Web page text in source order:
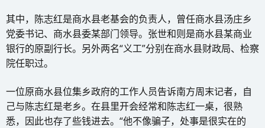
其中，陈志红是商水县老基会的负责人，曾任商水县汤庄乡
党委书记、商水县委某部门领导。张世和则是商水县某商业
银行的原副行长。另外两名“义工”分别在商水县财政局、检察
院任职过。
一位原商水县位集乡政府的工作人员告诉南方周末记者，自
己与陈志红是老乡。在县里开会经常和陈志红一桌，很熟
悉，因此也存了些钱进去。“他不像骗子，处事是很实在的